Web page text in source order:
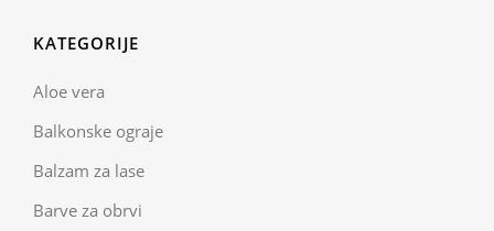
KATEGORIJE
Aloe vera
Balkonske ograje
Balzam za lase
Barve za obrvi